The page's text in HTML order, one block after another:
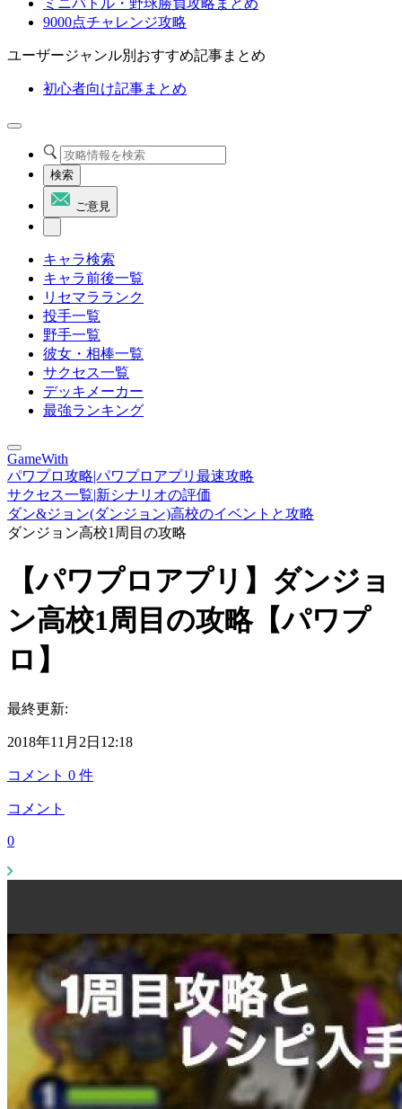
ミニバトル・野球勝負攻略まとめ
9000点チャレンジ攻略
ユーザージャンル別おすすめ記事まとめ
初心者向け記事まとめ
検索
ご意見
キャラ検索
キャラ前後一覧
リセマラランク
投手一覧
野手一覧
彼女・相棒一覧
サクセス一覧
デッキメーカー
最強ランキング
GameWith
パワプロ攻略|パワプロアプリ最速攻略
サクセス一覧|新シナリオの評価
ダン&ジョン(ダンジョン)高校のイベントと攻略
ダンジョン高校1周目の攻略
【パワプロアプリ】ダンジョ
ン高校1周目の攻略【パワプ
ロ】
最終更新:
2018年11月2日12:18
コメント 0 件
コメント
0